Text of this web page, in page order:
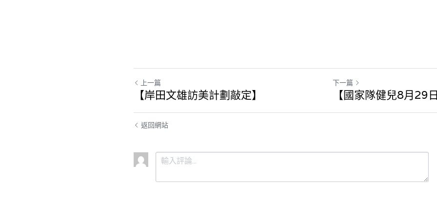
上一篇
【岸田文雄訪美計劃敲定】
下一篇
【國家隊健兒8月29
返回網站